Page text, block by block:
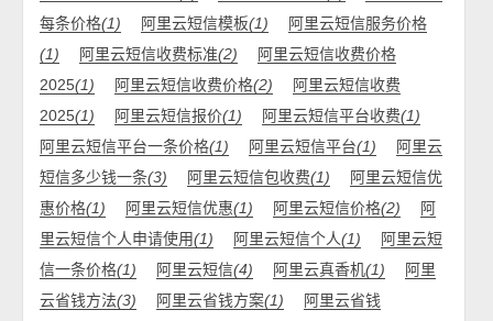
每条价格(1) 阿里云短信模板(1)
阿里云短信服务价格
(1)
阿里云短信收费标准(2)
阿里云短信收费价格
2025(1) 阿里云短信收费价格(2)
阿里云短信收费
2025(1) 阿里云短信报价(1) 阿里云短信平台收费(1)
阿里云短信平台一条价格(1) 阿里云短信平台(1)
阿里云
短信多少钱一条(3) 阿里云短信包收费(1)
阿里云短信优
惠价格(1) 阿里云短信优惠(1) 阿里云短信价格(2)
阿
里云短信个人申请使用(1) 阿里云短信个人(1)
阿里云短
信一条价格(1) 阿里云短信(4) 阿里云真香机(1)
阿里
云省钱方法(3) 阿里云省钱方案(1)
阿里云省钱